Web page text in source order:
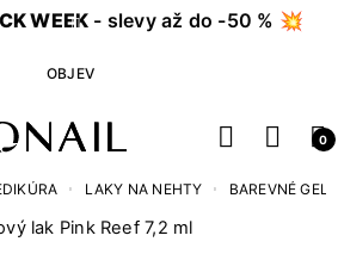
WEEK - slevy až do -50 % 💥
OBJEV
0
LAKY NA NEHTY BAREVNÉ GEL